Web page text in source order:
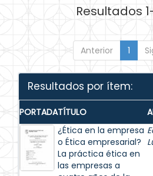
Resultados
Anterior 1
Resultados por ítem:
PORTADATÍTULO
¿Ética en la empresa
o Ética empresarial?
La práctica ética en
las empresas a